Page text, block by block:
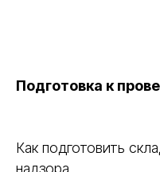
Подготовка к
Как подготовить
надзора